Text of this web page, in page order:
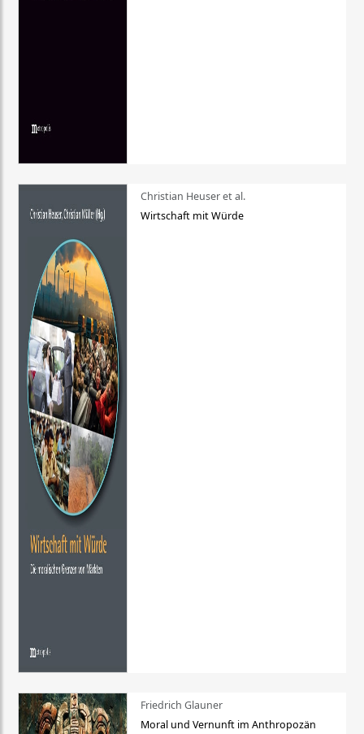
Christian Heuser et al.
Wirtschaft mit Würde
Friedrich Glauner
Moral und Vernunft im Anthropozän